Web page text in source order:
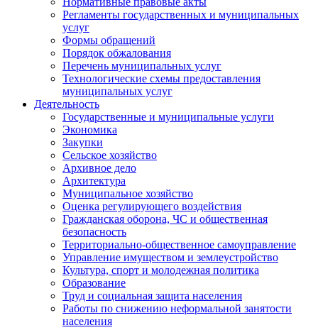
Регламенты государственных и муниципальных
услуг
Формы обращений
Порядок обжалования
Перечень муниципальных услуг
Технологические схемы предоставления
муниципальных услуг
Деятельность
Государственные и муниципальные услуги
Экономика
Закупки
Сельское хозяйство
Архивное дело
Архитектура
Муниципальное хозяйство
Оценка регулирующего воздействия
Гражданская оборона, ЧС и общественная
безопасность
Территориально-общественное самоуправление
Управление имуществом и землеустройство
Культура, спорт и молодежная политика
Образование
Труд и социальная защита населения
Работы по снижению неформальной занятости
населения